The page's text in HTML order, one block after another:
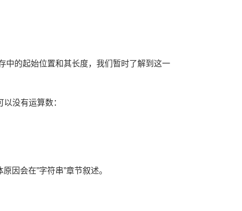
中的起始位置和其长度，我们暂时了解到这一
没有运算数：
因会在”字符串”章节叙述。